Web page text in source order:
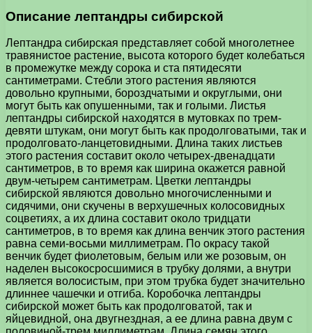
Описание лептандры сибирской
Лептандра сибирская представляет собой многолетнее
травянистое растение, высота которого будет колебаться
в промежутке между сорока и ста пятидесяти
сантиметрами. Стебли этого растения являются
довольно крупными, бороздчатыми и округлыми, они
могут быть как опушенными, так и голыми. Листья
лептандры сибирской находятся в мутовках по трем-
девяти штукам, они могут быть как продолговатыми, так и
продолговато-ланцетовидными. Длина таких листьев
этого растения составит около четырех-двенадцати
сантиметров, в то время как ширина окажется равной
двум-четырем сантиметрам. Цветки лептандры
сибирской являются довольно многочисленными и
сидячими, они скучены в верхушечных колосовидных
соцветиях, а их длина составит около тридцати
сантиметров, в то время как длина венчик этого растения
равна семи-восьми миллиметрам. По окрасу такой
венчик будет фиолетовым, белым или же розовым, он
наделен высокосросшимися в трубку долями, а внутри
является волосистым, при этом трубка будет значительно
длиннее чашечки и отгиба. Коробочка лептандры
сибирской может быть как продолговатой, так и
яйцевидной, она двугнездная, а ее длина равна двум с